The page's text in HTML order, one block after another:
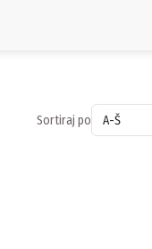
Sortiraj po A-Š